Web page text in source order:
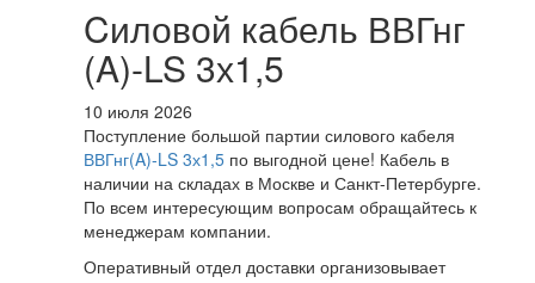
Cиловой кабель ВВГнг
(A)-LS 3х1,5
10 июля 2026
Поступление большой партии силового кабеля
ВВГнг(A)-LS 3х1,5 по выгодной цене! Кабель в
наличии на складах в Москве и Санкт-Петербурге.
По всем интересующим вопросам обращайтесь к
менеджерам компании.
Оперативный отдел доставки организовывает